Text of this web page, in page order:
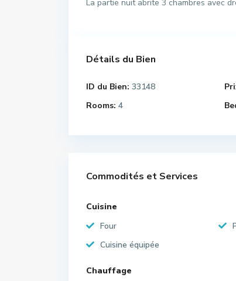
La partie nuit abrite 3 chambres avec
Détails du Bien
ID du Bien: 33148
Rooms: 4
Commodités et Services
Cuisine
Four
Cuisine équipée
Chauffage